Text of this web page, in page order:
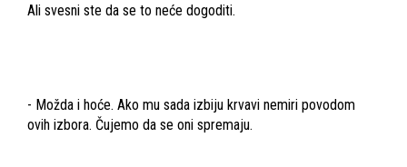
Ali svesni ste da se to neće dogoditi.
- Možda i hoće. Ako mu sada izbiju krvavi nemiri povodom
ovih izbora. Čujemo da se oni spremaju.